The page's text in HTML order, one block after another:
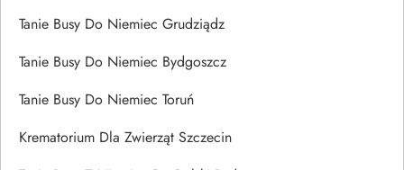
Tanie Busy Do Niemiec Grudziądz
Tanie Busy Do Niemiec Bydgoszcz
Tanie Busy Do Niemiec Toruń
Krematorium Dla Zwierząt Szczecin